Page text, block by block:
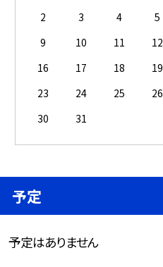
2
3 4 5
9
10 11 12
16
17 18 19
23
24 25 26
30
31
予定
予定はありません